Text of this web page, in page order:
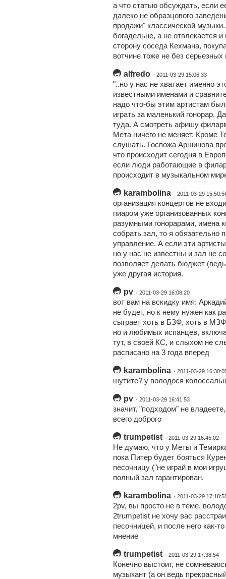
а что статью обсуждать, если
далеко не образцового
продажи" классической
богадельне, а не отвлекается
сторону соседа Кехмана,
вотчине тоже не без
alfredo · 2011-03-29 15:06:33
"..но у нас не хватает именно
известными именами и
надо что-бы этим артистам
играть за маленький гонорар.
туда. А смотреть афишу
Мета ничего не меняет. Кроме
слушать. Госпожа Аршинова
что происходит сегодня в
если люди работающие в
происходит в музыкальном
karambolina · 2011-03-29
организация концертов не
пиаром уже организованных
разумными гонорарами, имена
собрать зал, то я обязательно
управление. А если эти
но у нас не известны и зал не
позволяет делать бюджет
уже другая история.
pv · 2011-03-29 16:08:20
вот вам на вскидку имя:
не будет, но к нему нужен как
сыграет хоть в БЗФ, хоть в
но и любимых испанцев,
тут, в своей КС, и слыхом не
расписано на 3 года вперед
karambolina · 2011-03-29
шутите? у володося
pv · 2011-03-29 16:41:53
значит, "подходом" не
всего доброго
trumpetist · 2011-03-29 16:45:02
Не думаю, что у Меты и
пока Питер будет бояться
песочницу ("не играй в мои
полный зал гарантирован.
karambolina · 2011-03-29
2pv, вы просто не в теме,
2trumpetist не хочу вас
песочницей, и после него как-
мнение
trumpetist · 2011-03-29 17:38:54
Конечно выстоит, не
музыкант (а он ведь